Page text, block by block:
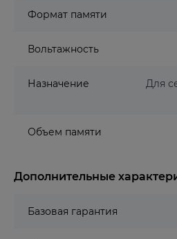
Формат памяти
Вольтажность
Назначение
Для
Объем памяти
Дополнительные
Базовая гарантия